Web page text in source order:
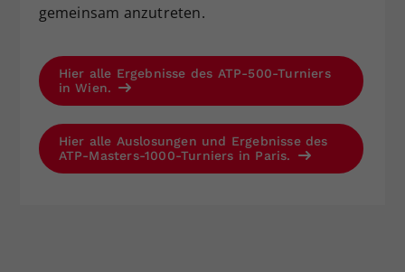
gemeinsam anzutreten.
Hier alle Ergebnisse des ATP-500-Turniers
in Wien.
Hier alle Auslosungen und Ergebnisse des
ATP-Masters-1000-Turniers in Paris.